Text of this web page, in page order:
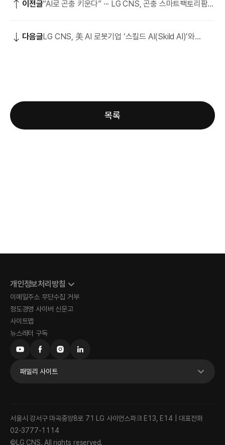
이전글“AI로 곤충 키운다” ··· LG CNS, 곤충 스마트팩토리팜
다음글LG CNS, 美 AI 로봇기업 ‘스킬드 AI(Skild AI)’와
목록
개인정보처리방침
이메일주소 무단수집 거부
정도경영 사이버 신문고
사이트맵
뉴스레터 구독
패밀리 사이트
서울시 강서구 마곡중앙8로 71 LG 사이언스파크 E13, E14 | 대표전화
02-3777-1114
©LG CNS. All rights reserved.